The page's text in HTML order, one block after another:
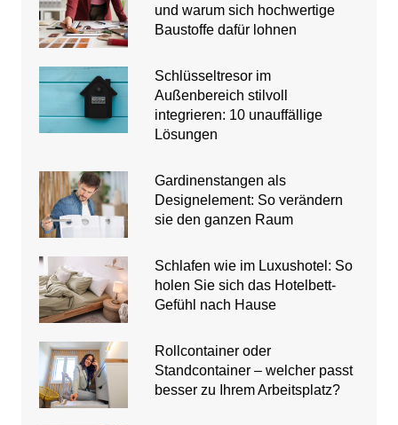
und warum sich hochwertige
Baustoffe dafür lohnen
Schlüsseltresor im
Außenbereich stilvoll
integrieren: 10 unauffällige
Lösungen
Gardinenstangen als
Designelement: So verändern
sie den ganzen Raum
Schlafen wie im Luxushotel: So
holen Sie sich das Hotelbett-
Gefühl nach Hause
Rollcontainer oder
Standcontainer – welcher passt
besser zu Ihrem Arbeitsplatz?